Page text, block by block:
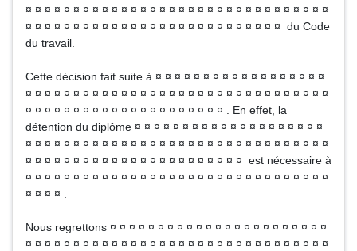
¤ ¤ ¤ ¤ ¤ ¤ ¤ ¤ ¤ ¤ ¤ ¤ ¤ ¤ ¤ ¤ ¤ ¤ ¤ ¤ ¤ ¤ ¤ ¤ ¤ ¤ ¤ ¤ ¤ ¤ ¤ ¤
¤ ¤ ¤ ¤ ¤ ¤ ¤ ¤ ¤ ¤ ¤ ¤ ¤ ¤ ¤ ¤ ¤ ¤ ¤ ¤ ¤ ¤ ¤ ¤ ¤ ¤ ¤ du Code
du travail.
Cette décision fait suite à ¤ ¤ ¤ ¤ ¤ ¤ ¤ ¤ ¤ ¤ ¤ ¤ ¤ ¤ ¤ ¤ ¤ ¤
¤ ¤ ¤ ¤ ¤ ¤ ¤ ¤ ¤ ¤ ¤ ¤ ¤ ¤ ¤ ¤ ¤ ¤ ¤ ¤ ¤ ¤ ¤ ¤ ¤ ¤ ¤ ¤ ¤ ¤ ¤ ¤
¤ ¤ ¤ ¤ ¤ ¤ ¤ ¤ ¤ ¤ ¤ ¤ ¤ ¤ ¤ ¤ ¤ ¤ ¤ ¤ ¤ . En effet, la
détention du diplôme ¤ ¤ ¤ ¤ ¤ ¤ ¤ ¤ ¤ ¤ ¤ ¤ ¤ ¤ ¤ ¤ ¤ ¤ ¤ ¤
¤ ¤ ¤ ¤ ¤ ¤ ¤ ¤ ¤ ¤ ¤ ¤ ¤ ¤ ¤ ¤ ¤ ¤ ¤ ¤ ¤ ¤ ¤ ¤ ¤ ¤ ¤ ¤ ¤ ¤ ¤ ¤
¤ ¤ ¤ ¤ ¤ ¤ ¤ ¤ ¤ ¤ ¤ ¤ ¤ ¤ ¤ ¤ ¤ ¤ ¤ ¤ ¤ ¤ ¤ est nécessaire à
¤ ¤ ¤ ¤ ¤ ¤ ¤ ¤ ¤ ¤ ¤ ¤ ¤ ¤ ¤ ¤ ¤ ¤ ¤ ¤ ¤ ¤ ¤ ¤ ¤ ¤ ¤ ¤ ¤ ¤ ¤ ¤
¤ ¤ ¤ ¤ .
Nous regrettons ¤ ¤ ¤ ¤ ¤ ¤ ¤ ¤ ¤ ¤ ¤ ¤ ¤ ¤ ¤ ¤ ¤ ¤ ¤ ¤ ¤ ¤ ¤
¤ ¤ ¤ ¤ ¤ ¤ ¤ ¤ ¤ ¤ ¤ ¤ ¤ ¤ ¤ ¤ ¤ ¤ ¤ ¤ ¤ ¤ ¤ ¤ ¤ ¤ ¤ ¤ ¤ ¤ ¤ ¤